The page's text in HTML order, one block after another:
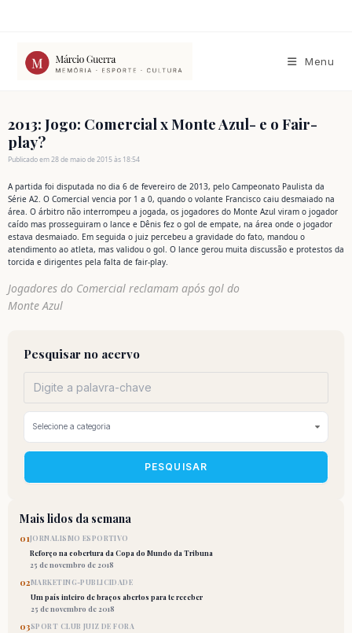
conteúdo
Menu
2013: Jogo: Comercial x Monte Azul- e o Fair-
play?
Publicado em 28 de maio de 2015 às 18:54
A partida foi disputada no dia 6 de fevereiro de 2013, pelo Campeonato Paulista da
Série A2. O Comercial vencia por 1 a 0, quando o volante Francisco caiu desmaiado na
área. O árbitro não interrompeu a jogada, os jogadores do Monte Azul viram o jogador
caído mas prosseguiram o lance e Dênis fez o gol de empate, na área onde o jogador
estava desmaiado. Em seguida o juiz percebeu a gravidade do fato, mandou o
atendimento ao atleta, mas validou o gol. O lance gerou muita discussão e protestos da
torcida e dirigentes pela falta de fair-play.
Jogadores do Comercial reclamam após gol do
Monte Azul
Pesquisar no acervo
PESQUISAR
Mais lidos da semana
01JORNALISMO ESPORTIVO
Reforço na cobertura da Copa do Mundo da Tribuna
25 de novembro de 2018
02MARKETING-PUBLICIDADE
Um país inteiro de braços abertos para te receber
25 de novembro de 2018
03SPORT CLUB JUIZ DE FORA